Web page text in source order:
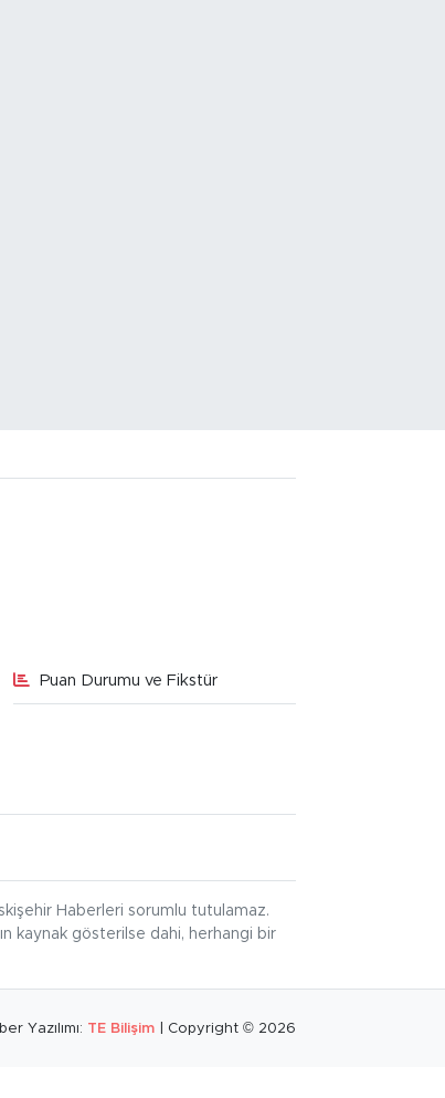
Puan Durumu ve Fikstür
Haberleri sorumlu tutulamaz.
kaynak gösterilse dahi, herhangi bir
Yazılımı: TE Bilişim | Copyright © 2026